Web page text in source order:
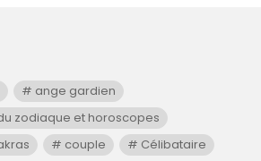
ange gardien
zodiaque et horoscopes
couple
Célibataire